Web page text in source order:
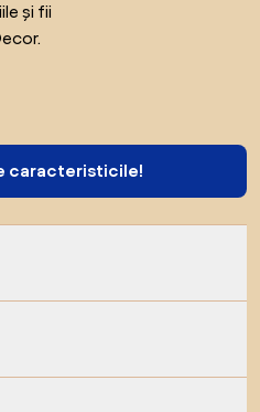
și fii
caracteristicile!